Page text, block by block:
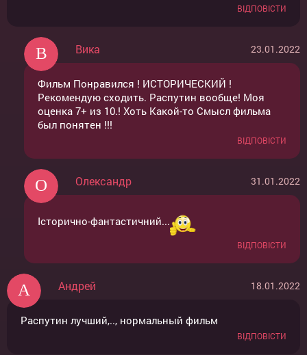
ВІДПОВІСТИ
Вика 23.01.2022
Фильм Понравился ! ИСТОРИЧЕСКИЙ !
Рекомендую сходить. Распутин вообще! Моя
оценка 7+ из 10.! Хоть Какой-то Смысл фильма
был понятен !!!
ВІДПОВІСТИ
Олександр 31.01.2022
Історично-фантастичний...
ВІДПОВІСТИ
Андрей 18.01.2022
Распутин лучший,.., нормальный фильм
ВІДПОВІСТИ